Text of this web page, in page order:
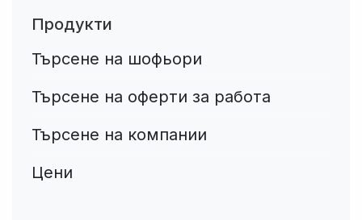
Продукти
Търсене на шофьори
Търсене на оферти за работа
Търсене на компании
Цени